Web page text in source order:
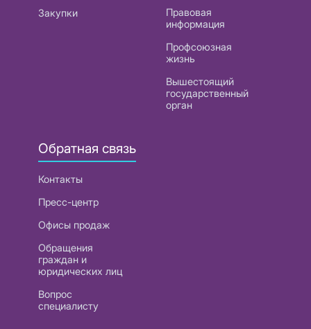
Закупки
Правовая
информация
Профсоюзная
жизнь
Вышестоящий
государственный
орган
Обратная связь
Контакты
Пресс-центр
Офисы продаж
Обращения
граждан и
юридических лиц
Вопрос
специалисту